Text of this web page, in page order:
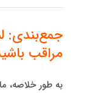
جمع‌بندی:
مراقب
به طور خلاصه،